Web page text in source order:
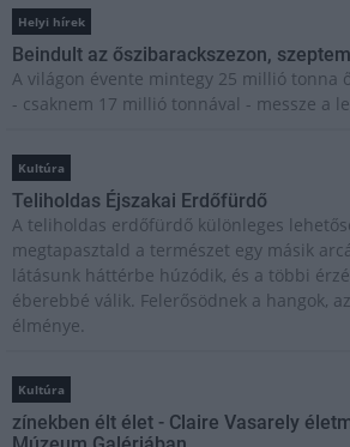
Helyi hírek
Beindult az őszibarackszezon,
A világon évente mintegy 25 millió tonna
- csaknem 17 millió tonnával - messze a
Kultúra
Teliholdas Éjszakai Erdőfürdő
A teliholdas erdőfürdő különleges
megtapasztald a természet egy másik
látásunk háttérbe húzódik, és a többi
éberebbé válik. Felerősödnek a hangok,
élménye.
Kultúra
zínekben élt élet - Claire Vasarely